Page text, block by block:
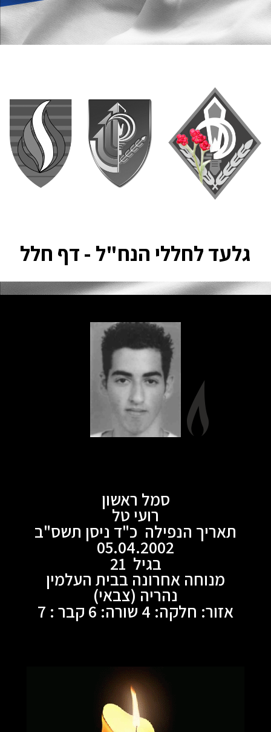
גלעד לחללי הנח"ל - דף חלל
סמל ראשון
רועי טל
תאריך הנפילה כ"ד ניסן תשס"ב
05.04.2002
בגיל 21
מנוחה אחרונה בבית העלמין
נהריה (צבאי)
אזור: חלקה: 4 שורה: 6 קבר : 7